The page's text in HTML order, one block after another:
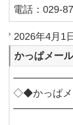
電話：029-
2026年4月1
かっぱメー
◇◆かっぱ